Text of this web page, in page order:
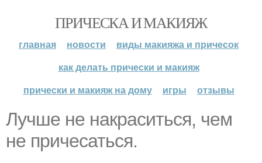
ПРИЧЕСКА И МАКИЯЖ
главная новости
виды макияжа и причесок
как делать прически и макияж
прически и макияж на дому
игры отзывы
Лучше не накраситься, чем
не причесаться.